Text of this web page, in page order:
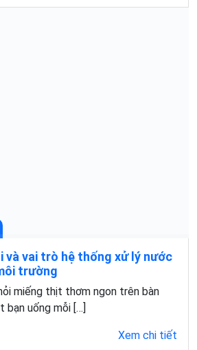
và vai trò hệ thống xử lý nước
trường
miếng thịt thơm ngon trên bàn
bạn uống mỗi […]
Xem chi tiết